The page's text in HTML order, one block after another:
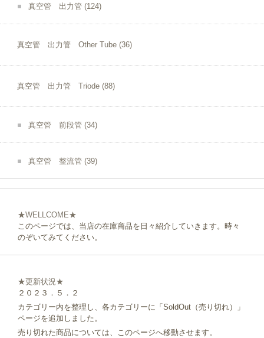
真空管 出力管 (124)
真空管 出力管 Other Tube (36)
真空管 出力管 Triode (88)
真空管 前段管 (34)
真空管 整流管 (39)
★WELLCOME★
このページでは、当店の在庫商品を日々紹介していきます。時々
のぞいてみてください。
★更新状況★
２０２３．５．２
カテゴリー内を整理し、各カテゴリーに「SoldOut（売り切れ）」
ページを追加しました。
売り切れた商品については、このページへ移動させます。